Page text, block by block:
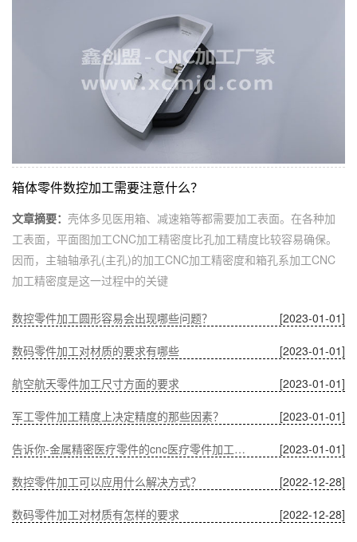
箱体零件数控加工需要注意什么？
文章摘要： 壳体多见医用箱、减速箱等都需要加工表面。在各种加
工表面，平面图加工CNC加工精密度比孔加工精度比较容易确保。
因而，主轴轴承孔(主孔)的加工CNC加工精密度和箱孔系加工CNC
加工精密度是这一过程中的关键
[2023-01-01]
数控零件加工圆形容易会出现哪些问题？
[2023-01-01]
数码零件加工对材质的要求有哪些
[2023-01-01]
航空航天零件加工尺寸方面的要求
[2023-01-01]
军工零件加工精度上决定精度的那些因素？
[2023-01-01]
告诉你-金属精密医疗零件的cnc医疗零件加工有什么优势？
[2022-12-28]
数控零件加工可以应用什么解决方式？
[2022-12-28]
数码零件加工对材质有怎样的要求